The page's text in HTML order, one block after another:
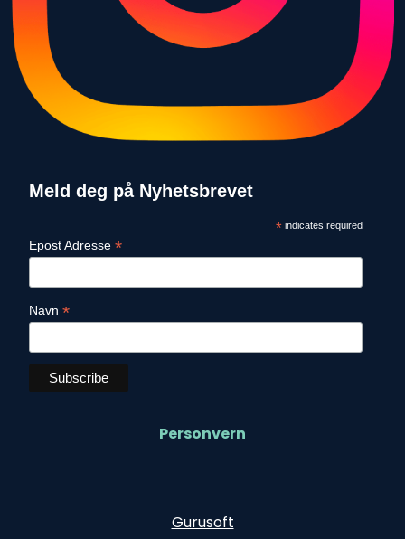
Meld deg på Nyhetsbrevet
*indicates required
Epost Adresse *
Navn *
Personvern
Gurusoft